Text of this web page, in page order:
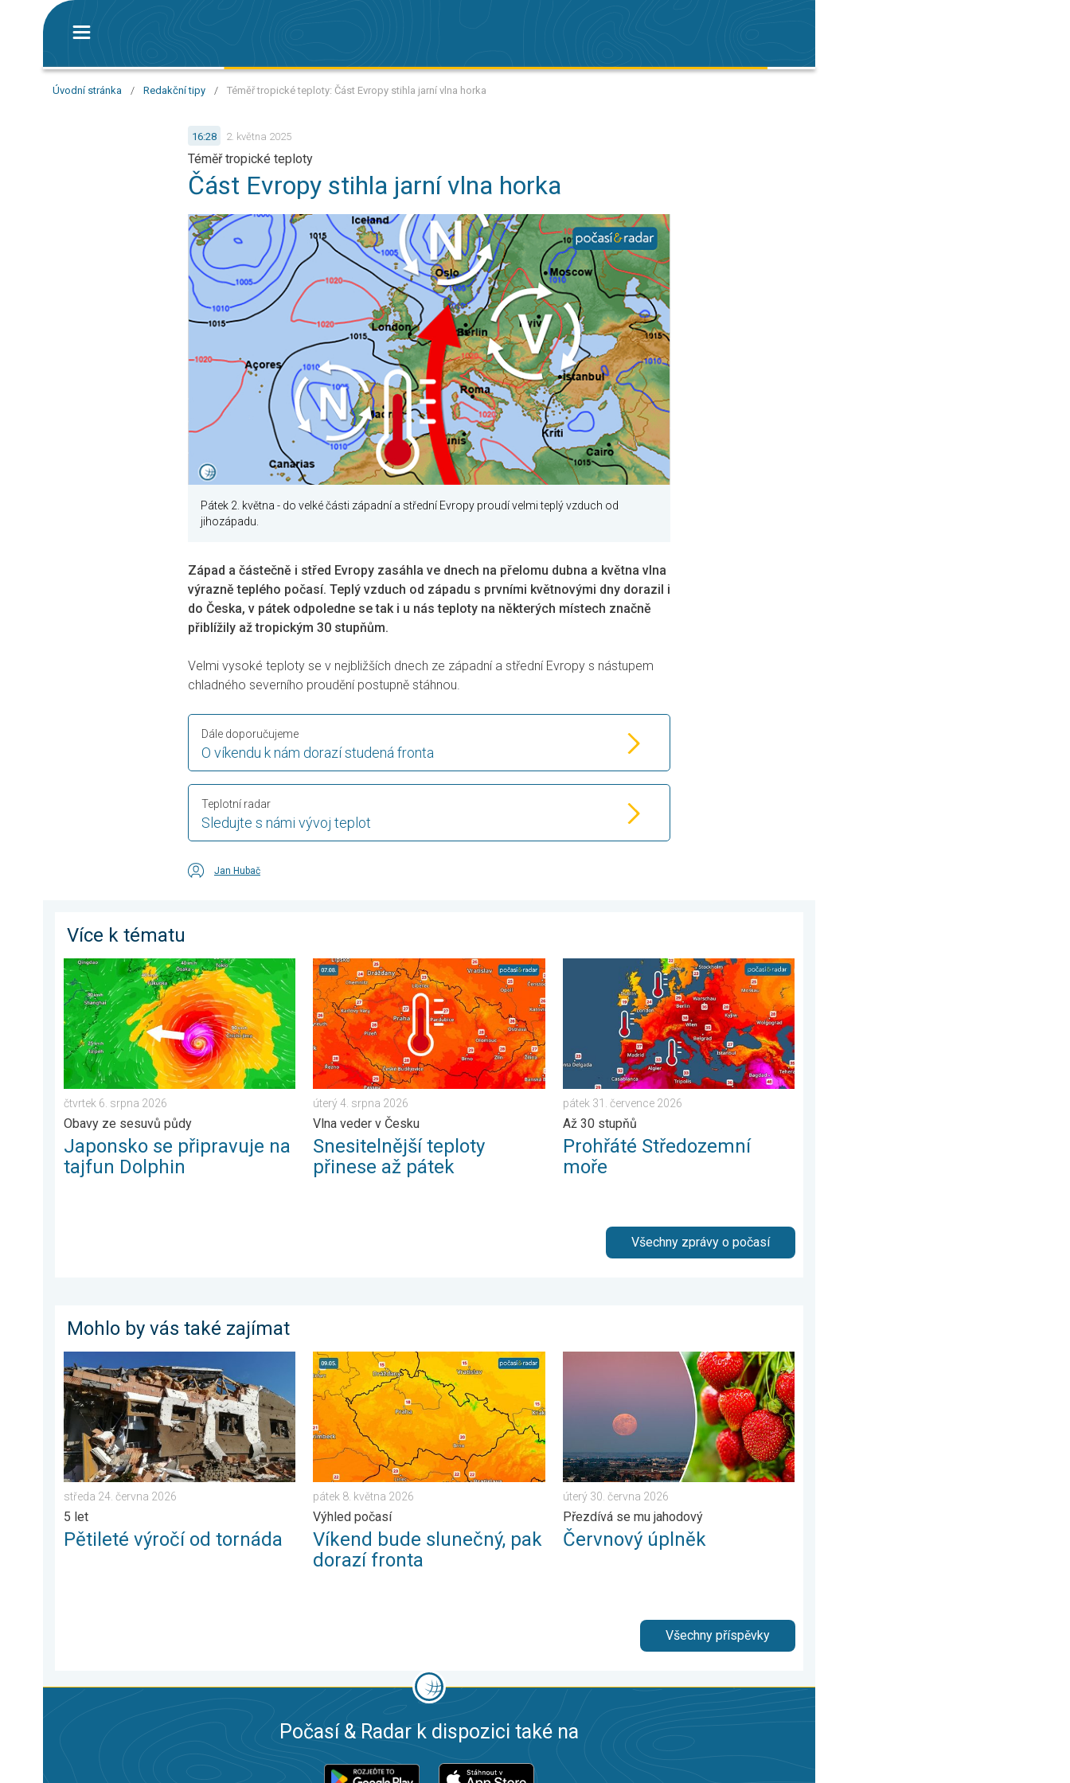
Úvodní stránka / Redakční tipy / Téměř tropické teploty: Část Evropy stihla jarní vlna horka
16:28 2. května 2025
Téměř tropické teploty
Část Evropy stihla jarní vlna horka
Pátek 2. května - do velké části západní a střední Evropy proudí velmi teplý vzduch od
jihozápadu.
Západ a částečně i střed Evropy zasáhla ve dnech na přelomu dubna a května vlna
výrazně teplého počasí. Teplý vzduch od západu s prvními květnovými dny dorazil i
do Česka, v pátek odpoledne se tak i u nás teploty na některých místech značně
přiblížily až tropickým 30 stupňům.
Velmi vysoké teploty se v nejbližších dnech ze západní a střední Evropy s nástupem
chladného severního proudění postupně stáhnou.
O víkendu k nám dorazí studená fronta
Dále doporučujeme
Sledujte s námi vývoj teplot
Teplotní radar
Jan Hubač
Více k tématu
Japonsko se připravuje na tajfun Dolphin. Obavy ze sesuvů půdy. . . čtvrtek 6. srpna 2026
čtvrtek 6. srpna 2026
Obavy ze sesuvů půdy
Japonsko se připravuje na
tajfun Dolphin
Snesitelnější teploty přinese až pátek. Vlna veder v Česku. . . úterý 4. srpna 2026
úterý 4. srpna 2026
Vlna veder v Česku
Snesitelnější teploty
přinese až pátek
Prohřáté Středozemní moře. Až 30 stupňů. . . pátek 31. července 2026
pátek 31. července 2026
Až 30 stupňů
Prohřáté Středozemní
moře
Všechny zprávy o počasí
Mohlo by vás také zajímat
Pětileté výročí od tornáda. 5 let. . . středa 24. června 2026
středa 24. června 2026
5 let
Pětileté výročí od tornáda
Víkend bude slunečný, pak dorazí fronta. Výhled počasí. . . pátek 8. května 2026
pátek 8. května 2026
Výhled počasí
Víkend bude slunečný, pak
dorazí fronta
Červnový úplněk. Přezdívá se mu jahodový. . . úterý 30. června 2026
úterý 30. června 2026
Přezdívá se mu jahodový
Červnový úplněk
Všechny příspěvky
Počasí & Radar k dispozici také na